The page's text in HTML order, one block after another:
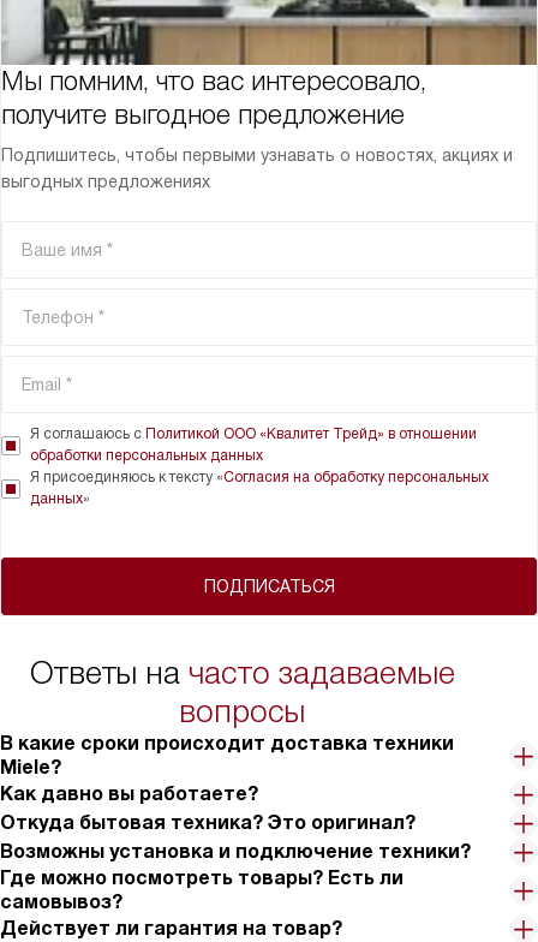
Мы помним, что вас интересовало,
получите выгодное предложение
Подпишитесь, чтобы первыми узнавать о новостях, акциях и
выгодных предложениях
ПОДПИСАТЬСЯ
Я соглашаюсь с Политикой ООО «Квалитет Трейд» в отношении
обработки персональных данных
Я присоединяюсь к тексту «Согласия на обработку персональных
данных»
Ответы на часто задаваемые
вопросы
В какие сроки происходит доставка техники
Miele?
Как давно вы работаете?
Откуда бытовая техника? Это оригинал?
Возможны установка и подключение техники?
Где можно посмотреть товары? Есть ли
самовывоз?
Действует ли гарантия на товар?